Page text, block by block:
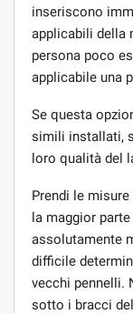
inseriscono
applicabili della
persona poco
applicabile una
Se questa
simili installati,
loro qualità del
Prendi le
la maggior
assolutamente
difficile
vecchi pennelli.
sotto i bracci